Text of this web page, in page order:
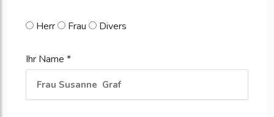
Herr Frau Divers
Ihr Name *